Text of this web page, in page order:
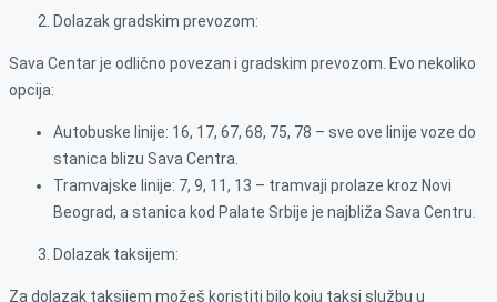
Dolazak gradskim prevozom:
Sava Centar je odlično povezan i gradskim prevozom. Evo nekoliko
opcija:
Autobuske linije: 16, 17, 67, 68, 75, 78 – sve ove linije voze do
stanica blizu Sava Centra.
Tramvajske linije: 7, 9, 11, 13 – tramvaji prolaze kroz Novi
Beograd, a stanica kod Palate Srbije je najbliža Sava Centru.
Dolazak taksijem:
Za dolazak taksijem možeš koristiti bilo koju taksi službu u